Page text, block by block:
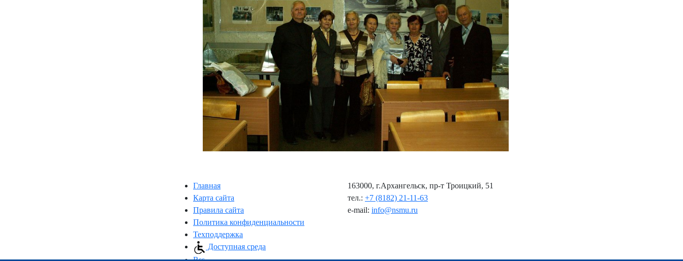
Главная
Карта сайта
Правила сайта
Политика конфиденциальности
Техподдержка
Доступная среда
163000, г.Архангельск, пр-т Троицкий, 51
тел.: +7 (8182) 21-11-63
e-mail: info@nsmu.ru